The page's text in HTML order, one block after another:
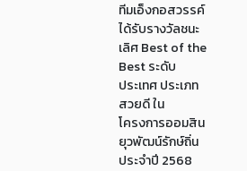
ทีมเอ็งกอสวรรค์
ได้รับรางวัลชนะ
เลิศ Best of the
Best ระดับ
ประเทศ ประเภท
สวยดี ใน
โครงการออมสิน
ยุวพัฒน์รักษ์ถิ่น
ประจำปี 2568